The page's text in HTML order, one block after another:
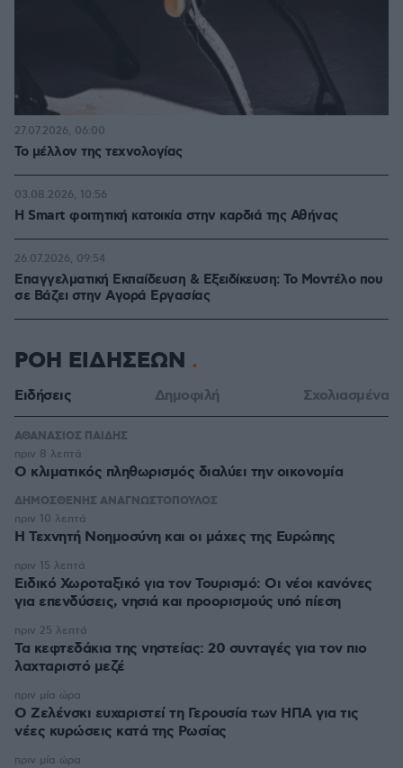
Το μέλλον της τεχνολογίας
27.07.2026, 06:00
Η Smart φοιτητική κατοικία στην καρδιά της Αθήνας
03.08.2026, 10:56
Επαγγελματική Εκπαίδευση & Εξειδίκευση: Το Mοντέλο που
σε Bάζει στην Aγορά Eργασίας
26.07.2026, 09:54
ΡΟΗ ΕΙΔΗΣΕΩΝ
Ειδήσεις Δημοφιλή Σχολιασμένα
ΑΘΑΝΑΣΙΟΣ ΠΑΙΔΗΣ
Ο κλιματικός πληθωρισμός διαλύει την οικονομία
πριν 8 λεπτά
ΔΗΜΟΣΘΕΝΗΣ ΑΝΑΓΝΩΣΤΟΠΟΥΛΟΣ
H Τεχνητή Νοημοσύνη και οι μάχες της Ευρώπης
πριν 10 λεπτά
Ειδικό Χωροταξικό για τον Τουρισμό: Οι νέοι κανόνες
για επενδύσεις, νησιά και προορισμούς υπό πίεση
πριν 15 λεπτά
Τα κεφτεδάκια της νηστείας: 20 συνταγές για τον πιο
λαχταριστό μεζέ
πριν 25 λεπτά
Ο Ζελένσκι ευχαριστεί τη Γερουσία των ΗΠΑ για τις
νέες κυρώσεις κατά της Ρωσίας
πριν μία ώρα
πριν μία ώρα